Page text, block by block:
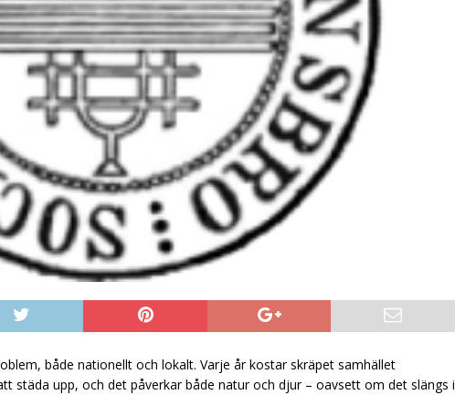
både nationellt och lokalt. Varje år kostar skräpet samhället
städa upp, och det påverkar både natur och djur – oavsett om det slängs i